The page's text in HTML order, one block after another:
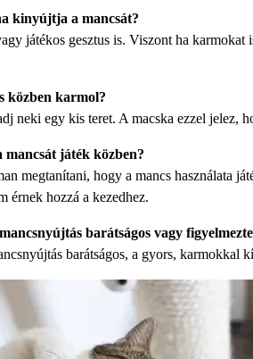
kinyújtja a mancsát?
játékos gesztus is. Viszont ha
közben karmol?
neki egy kis teret. A macska ezzel jelez,
mancsát játék közben?
megtanítani, hogy a mancs használata
érnek hozzá a kezedhez.
barátságos vagy
barátságos, a gyors, karmokkal